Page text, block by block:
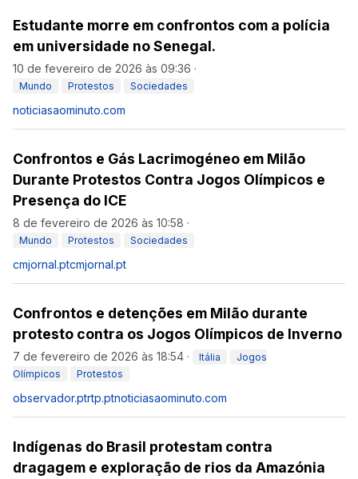
Estudante morre em confrontos com a polícia
em universidade no Senegal.
10 de fevereiro de 2026 às 09:36 ·
Mundo Protestos Sociedades
noticiasaominuto.com
Confrontos e Gás Lacrimogéneo em Milão
Durante Protestos Contra Jogos Olímpicos e
Presença do ICE
8 de fevereiro de 2026 às 10:58 ·
Mundo Protestos Sociedades
cmjornal.ptcmjornal.pt
Confrontos e detenções em Milão durante
protesto contra os Jogos Olímpicos de Inverno
7 de fevereiro de 2026 às 18:54 · Itália
Jogos
Olímpicos
Protestos
observador.ptrtp.ptnoticiasaominuto.com
Indígenas do Brasil protestam contra
dragagem e exploração de rios da Amazónia